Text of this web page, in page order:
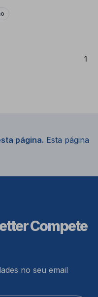
1
página. Esta página
Compete
no seu email